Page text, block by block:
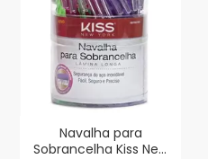
Navalha para
Sobrancelha Kiss New